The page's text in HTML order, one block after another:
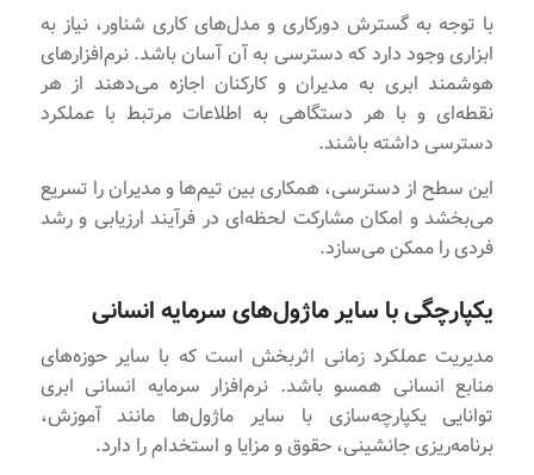
با توجه به گسترش دورکاری و مدل‌های کاری شناور، نیاز به
ابزاری وجود دارد که دسترسی به آن آسان باشد. نرم‌افزارهای
هوشمند ابری به مدیران و کارکنان اجازه می‌دهند از هر
نقطه‌ای و با هر دستگاهی به اطلاعات مرتبط با عملکرد
دسترسی داشته باشند.
این سطح از دسترسی، همکاری بین تیم‌ها و مدیران را تسریع
می‌بخشد و امکان مشارکت لحظه‌ای در فرآیند ارزیابی و رشد
فردی را ممکن می‌سازد.
یکپارچگی با سایر ماژول‌های سرمایه انسانی
مدیریت عملکرد زمانی اثربخش است که با سایر حوزه‌های
منابع انسانی همسو باشد. نرم‌افزار سرمایه انسانی ابری
توانایی یکپارچه‌سازی با سایر ماژول‌ها مانند آموزش،
برنامه‌ریزی جانشینی، حقوق و مزایا و استخدام را دارد.